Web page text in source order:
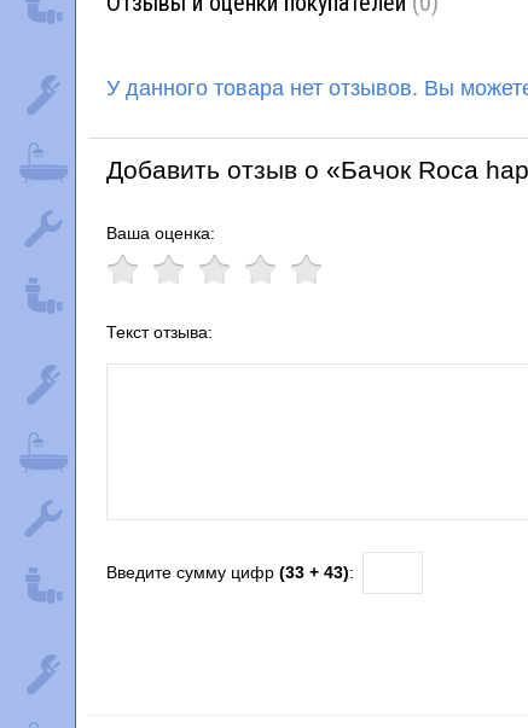
У данного товара нет отзывов. Вы
Добавить отзыв о «Бачок Roca
Ваша оценка:
Текст отзыва:
Введите сумму цифр (33 + 43):